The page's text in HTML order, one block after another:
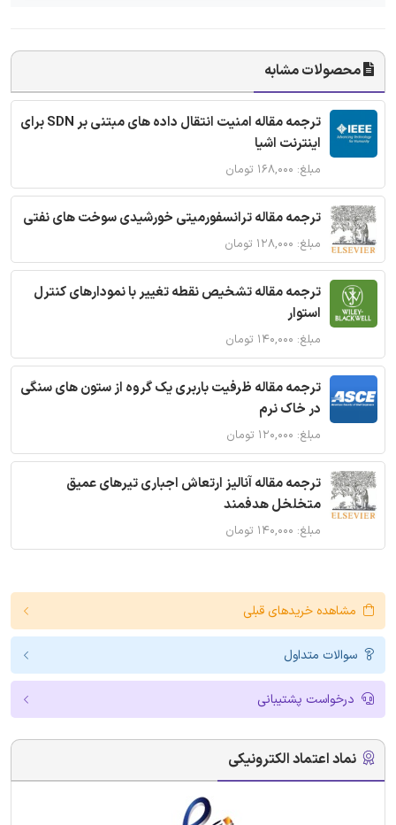
محصولات مشابه
ترجمه مقاله امنیت انتقال داده های مبتنی بر SDN برای
اینترنت اشیا
مبلغ: ۱۶۸,۰۰۰ تومان
ترجمه مقاله ترانسفورمیتی خورشیدی سوخت های نفتی
مبلغ: ۱۲۸,۰۰۰ تومان
ترجمه مقاله تشخیص نقطه تغییر با نمودارهای کنترل
استوار
مبلغ: ۱۴۰,۰۰۰ تومان
ترجمه مقاله ظرفیت باربری یک گروه از ستون های سنگی
در خاک نرم
مبلغ: ۱۲۰,۰۰۰ تومان
ترجمه مقاله آنالیز ارتعاش اجباری تیرهای عمیق
متخلخل هدفمند
مبلغ: ۱۴۰,۰۰۰ تومان
مشاهده خریدهای قبلی
سوالات متداول
درخواست پشتیبانی
نماد اعتماد الکترونیکی